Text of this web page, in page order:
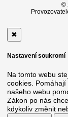
©
✖
Nastavení soukromí
Na tomto webu
cookies.
našeho webu
Zákon po nás
kdykoliv změnit